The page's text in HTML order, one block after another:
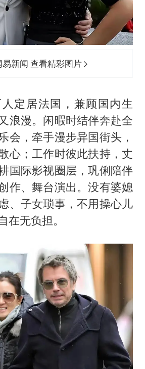
新闻 查看精彩图片
定居法国，兼顾国内生
浪漫。闲暇时结伴奔赴全
会，牵手漫步异国街头，
心；工作时彼此扶持，丈
国际影视圈层，巩俐陪伴
作、舞台演出。没有婆媳
、子女琐事，不用操心儿
在无负担。